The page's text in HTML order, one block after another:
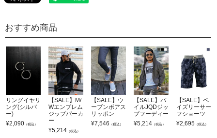
おすすめ商品
リングイヤリ
ング(シルバ
ー)
¥2,090 （税込）
【SALE】M/
Wエンブレム
ジップパーカ
ー
¥5,214 （税込）
【SALE】ウ
ーブンボアス
リッポン
¥7,546 （税込）
【SALE】パ
イルJQDジッ
プフーディー
¥5,214 （税込）
【SALE】ペ
イズリーサー
フショーツ
¥2,695 （税込）